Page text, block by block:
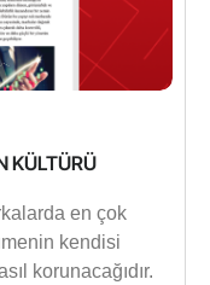
KÜLTÜRÜ
en çok
kendisi
korunacağıdır.